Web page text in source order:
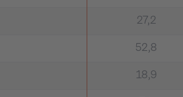
27,2
52,8
18,9